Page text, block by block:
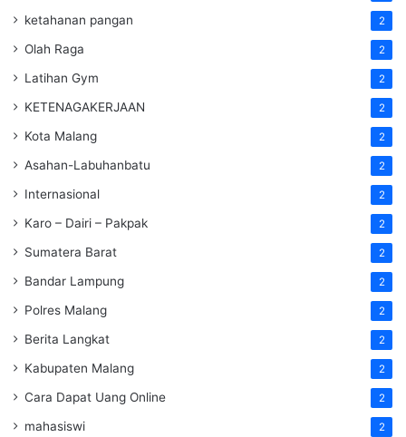
ketahanan pangan 2
Olah Raga 2
Latihan Gym 2
KETENAGAKERJAAN 2
Kota Malang 2
Asahan-Labuhanbatu 2
Internasional 2
Karo – Dairi – Pakpak 2
Sumatera Barat 2
Bandar Lampung 2
Polres Malang 2
Berita Langkat 2
Kabupaten Malang 2
Cara Dapat Uang Online 2
mahasiswi 2